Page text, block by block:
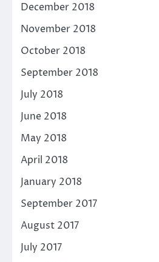
December 2018
November 2018
October 2018
September 2018
July 2018
June 2018
May 2018
April 2018
January 2018
September 2017
August 2017
July 2017